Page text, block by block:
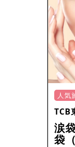
人気
TCB
涙
袋